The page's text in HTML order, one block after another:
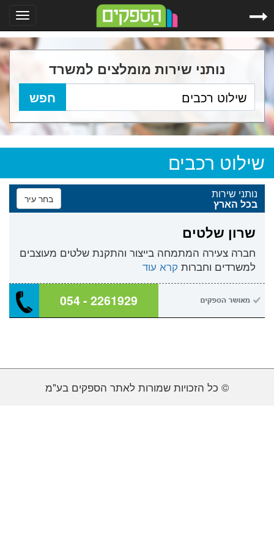
נותני שירות מומלצים למשרד
שילוט רכבים
נותני שירות בחר עיר בכל הארץ
שרון שלטים
חברה צעירה המתמחה בייצור והתקנת שלטים מעוצבים
למשרדים וחברות קרא עוד
054 - 2261929
© כל הזכויות שמורות לאתר הספקים בע"מ